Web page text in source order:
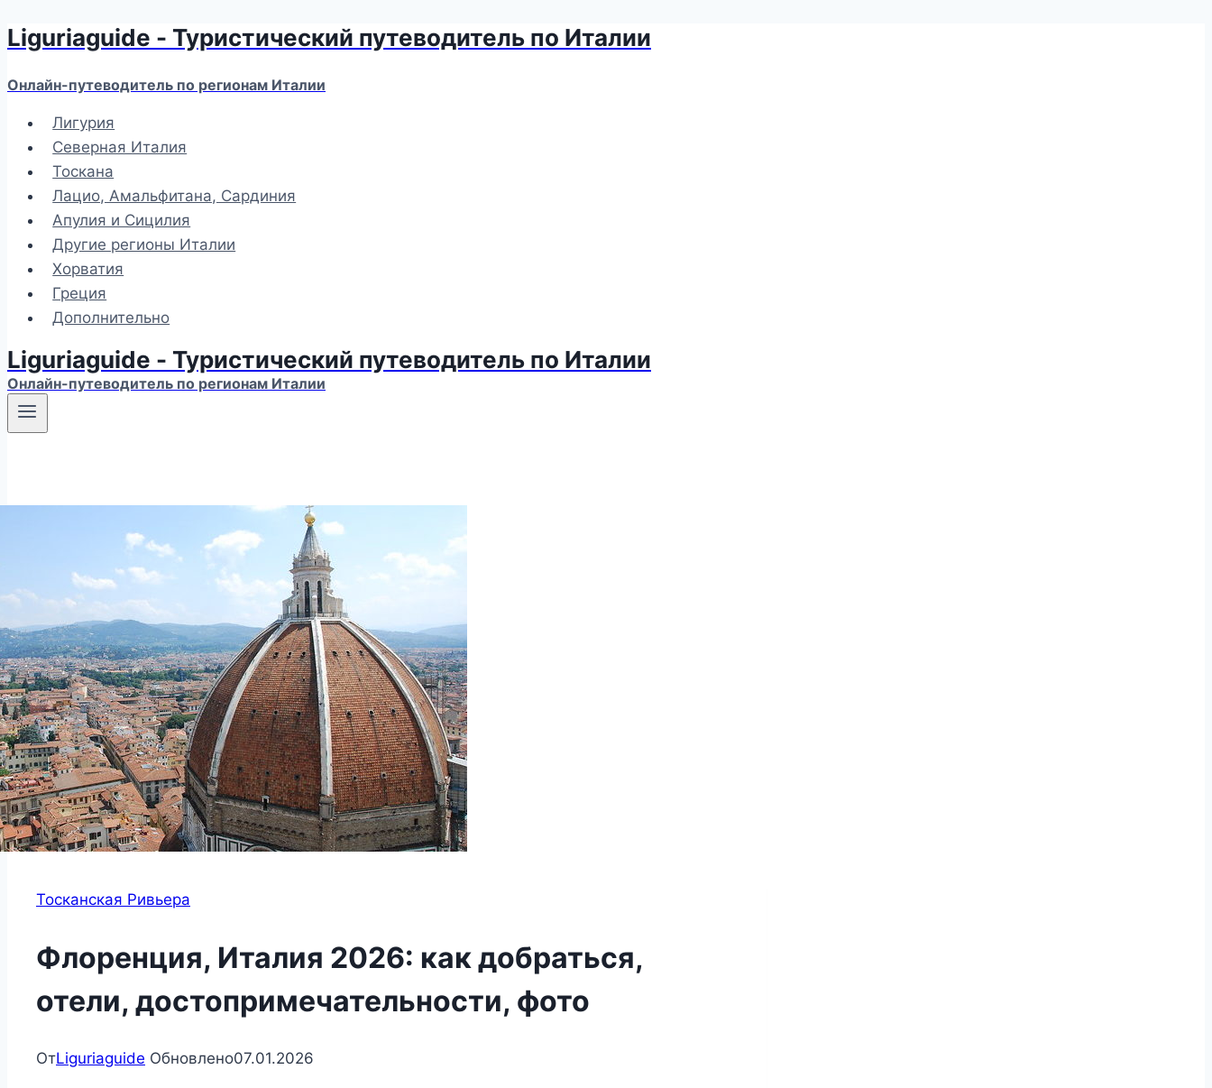
Перейти
содержимому
Liguriaguide - Туристический путеводитель по Италии
Онлайн-путеводитель по регионам Италии
Лигурия
Северная Италия
Тоскана
Лацио, Амальфитана, Сардиния
Апулия и Сицилия
Другие регионы Италии
Хорватия
Греция
Дополнительно
Liguriaguide - Туристический путеводитель по Италии
Онлайн-путеводитель по регионам Италии
Тосканская Ривьера
Флоренция, Италия 2026: как добраться,
отели, достопримечательности, фото
ОтLiguriaguide Обновлено07.01.2026